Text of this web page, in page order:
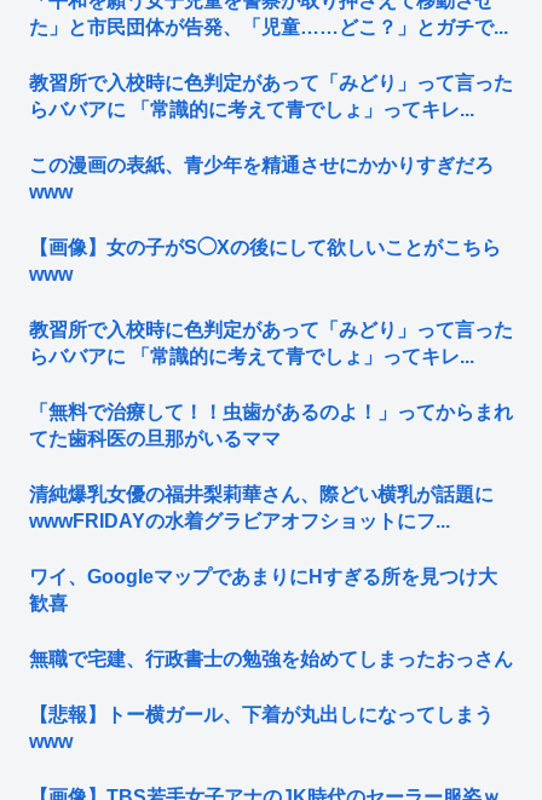
た」と市民団体が告発、「児童……どこ？」とガチで...
教習所で入校時に色判定があって「みどり」って言った
らババアに 「常識的に考えて青でしょ」ってキレ...
この漫画の表紙、青少年を精通させにかかりすぎだろ
www
【画像】女の子がS◯Xの後にして欲しいことがこちら
www
教習所で入校時に色判定があって「みどり」って言った
らババアに 「常識的に考えて青でしょ」ってキレ...
「無料で治療して！！虫歯があるのよ！」ってからまれ
てた歯科医の旦那がいるママ
清純爆乳女優の福井梨莉華さん、際どい横乳が話題に
wwwFRIDAYの水着グラビアオフショットにフ...
ワイ、GoogleマップであまりにΗすぎる所を見つけ大
歓喜
無職で宅建、行政書士の勉強を始めてしまったおっさん
【悲報】トー横ガール、下着が丸出しになってしまう
www